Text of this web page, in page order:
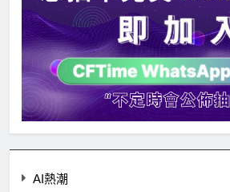
AI熱潮